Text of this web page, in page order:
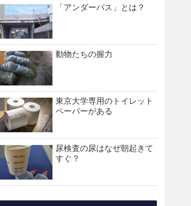
「アンダーパス」とは？
動物たちの握力
東京大学専用のトイレット
ペーパーがある
尿検査の尿はなぜ朝起きて
すぐ？